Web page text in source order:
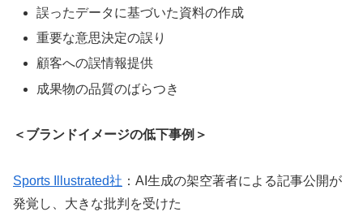
誤ったデータに基づいた資料の作成
重要な意思決定の誤り
顧客への誤情報提供
成果物の品質のばらつき
＜ブランドイメージの低下事例＞
Sports Illustrated社 ：AI生成の架空著者による記事公開が
発覚し、大きな批判を受けた